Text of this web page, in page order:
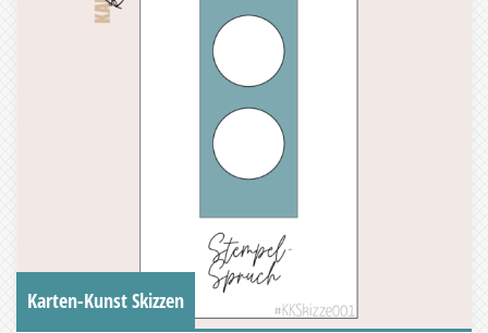
Karten-Kunst Skizzen